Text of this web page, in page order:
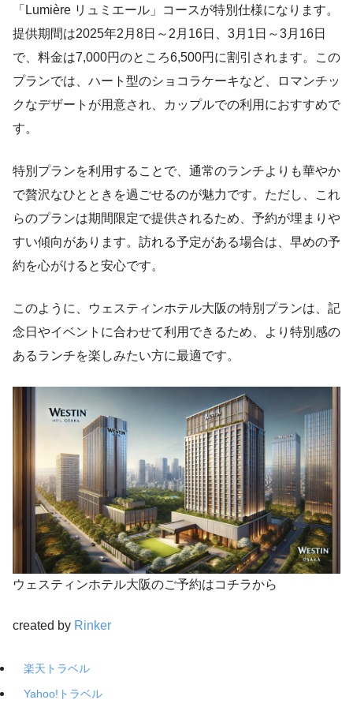
「Lumière リュミエール」コースが特別仕様になります。
提供期間は2025年2月8日～2月16日、3月1日～3月16日
で、料金は7,000円のところ6,500円に割引されます。この
プランでは、ハート型のショコラケーキなど、ロマンチッ
クなデザートが用意され、カップルでの利用におすすめで
す。
特別プランを利用することで、通常のランチよりも華やか
で贅沢なひとときを過ごせるのが魅力です。ただし、これ
らのプランは期間限定で提供されるため、予約が埋まりや
すい傾向があります。訪れる予定がある場合は、早めの予
約を心がけると安心です。
このように、ウェスティンホテル大阪の特別プランは、記
念日やイベントに合わせて利用できるため、より特別感の
あるランチを楽しみたい方に最適です。
ウェスティンホテル大阪のご予約はコチラから
created by Rinker
楽天トラベル
Yahoo!トラベル